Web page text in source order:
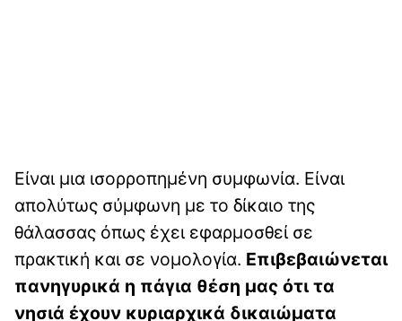
Είναι μια ισορροπημένη συμφωνία. Είναι
απολύτως σύμφωνη με το δίκαιο της
θάλασσας όπως έχει εφαρμοσθεί σε
πρακτική και σε νομολογία. Επιβεβαιώνεται
πανηγυρικά η πάγια θέση μας ότι τα
νησιά έχουν κυριαρχικά δικαιώματα